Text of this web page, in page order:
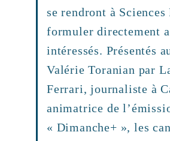
se rendront à Sciences
formuler directement
intéressés. Présentés
Valérie Toranian par
Ferrari, journaliste à
animatrice de
« Dimanche+ », les